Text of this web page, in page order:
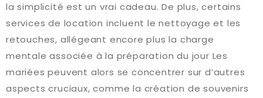
la simplicité est un vrai cadeau. De plus, certains
services de location incluent le nettoyage et les
retouches, allégeant encore plus la charge
mentale associée à la préparation du jour Les
mariées peuvent alors se concentrer sur d’autres
aspects cruciaux, comme la création de souvenirs